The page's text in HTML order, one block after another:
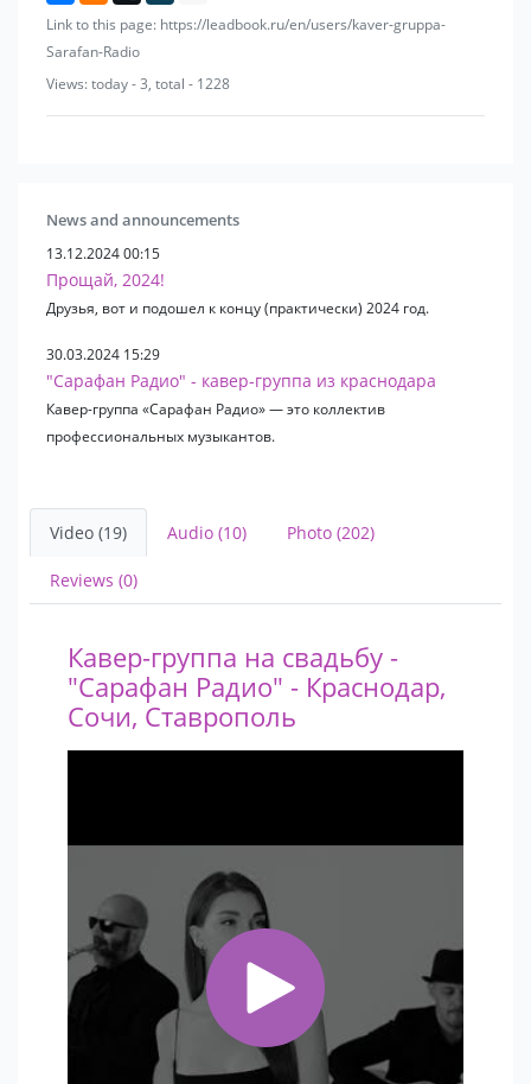
саксофонист;
бас-гитарист;
6/7 музыкантов на сцене:
гитарист;
саксофонист;
бас-гитарист;
барабанщик.
Состав группы может меняться в зависимости от
технических и организационных вопросов.
Обсуждается заранее до выступления группы.
Link to this page: https://leadbook.ru/en/users/kaver-gruppa-
Sarafan-Radio
Views: today - 3, total - 1228
News and announcements
13.12.2024 00:15
Прощай, 2024!
Друзья, вот и подошел к концу (практически) 2024 год.
30.03.2024 15:29
"Сарафан Радио" - кавер-группа из краснодара
Кавер-группа «Сарафан Радио» — это коллектив
профессиональных музыкантов.
Video (19) Audio (10) Photo (202)
Reviews (0)
Кавер-группа на свадьбу -
"Сарафан Радио" - Краснодар,
Сочи, Ставрополь